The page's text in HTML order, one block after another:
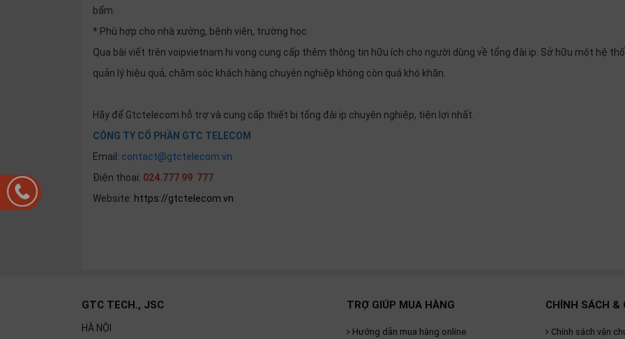
bấm.
* Phù hợp cho nhà xưởng, bệnh viên, trường học
Qua bài viết trên voipvietnam hi vọng cung cấp thêm thông tin hữu ích cho người dùng về tổng đài ip. Sở hữu một hệ
quản lý hiệu quả, chăm sóc khách hàng chuyên nghiệp không còn quá khó khăn.
Hãy để Gtctelecom hỗ trợ và cung cấp thiết bị tổng đài ip chuyên nghiệp, tiện lợi nhất.
CÔNG TY CỔ PHẦN GTC TELECOM
Email: contact@gtctelecom.vn
Điện thoại: 024.777 99 777
Website: https://gtctelecom.vn
GTC TECH., JSC
HÀ NỘI
TRỢ GIÚP MUA HÀNG
Hướng dẫn mua hàng online
CHÍNH SÁCH &
Chính sách vận